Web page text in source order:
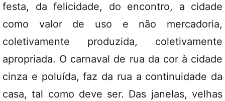
festa, da felicidade, do encontro, a cidade
como valor de uso e não mercadoria,
coletivamente produzida, coletivamente
apropriada. O carnaval de rua da cor à cidade
cinza e poluída, faz da rua a continuidade da
casa, tal como deve ser. Das janelas, velhas